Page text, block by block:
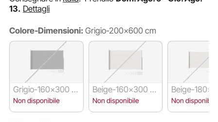
13. Dettagli
Colore-Dimensioni: Grigio-200x600 cm
Grigio-160x300 c
m
Non disponibile
Beige-160x300 c
m
Non disponibile
Beige-
m
Non disponibile